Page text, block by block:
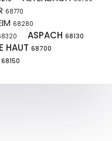
68770
68280
ASPACH 68130
HAUT 68700
68150